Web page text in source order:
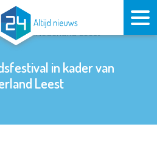
in kader van
Leest